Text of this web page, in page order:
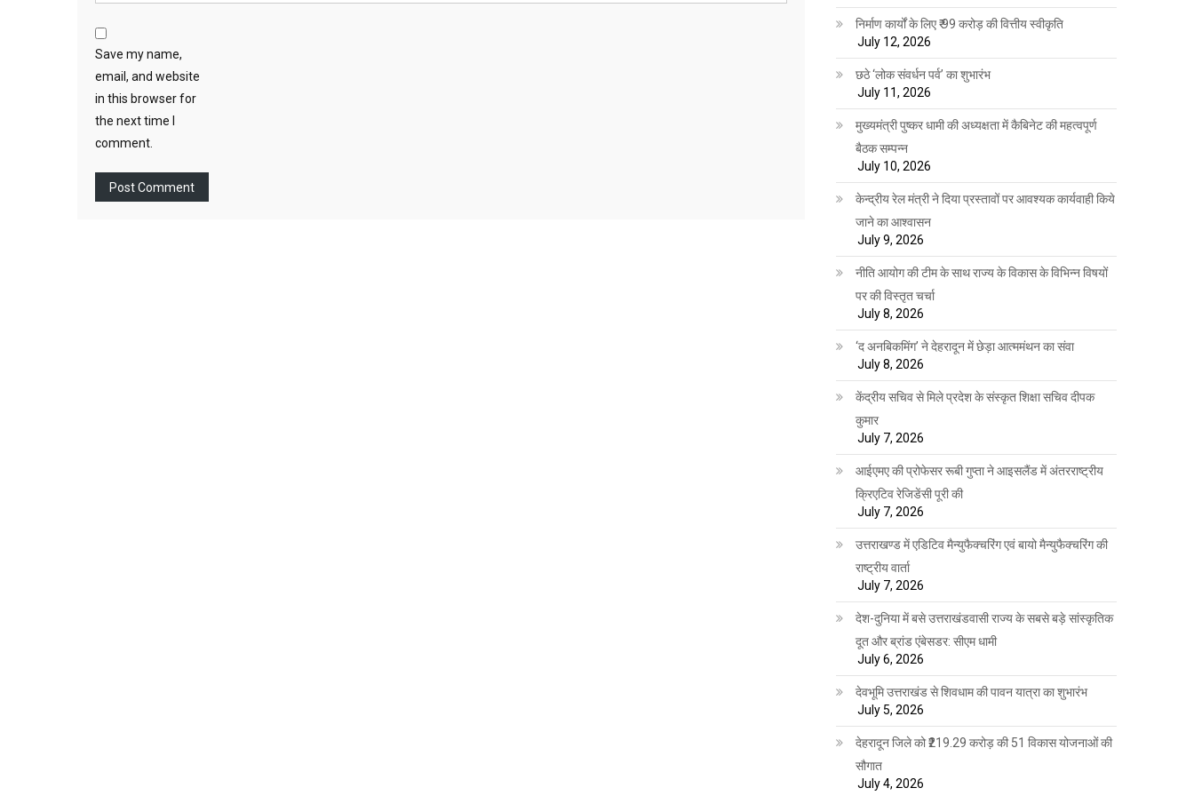
Save my name,
email, and website
in this browser for
the next time I
comment.
निर्माण कार्यों के लिए ₹ 99 करोड़ की वित्तीय स्वीकृति
July 12, 2026
छठे ‘लोक संवर्धन पर्व’ का शुभारंभ
July 11, 2026
मुख्यमंत्री पुष्कर धामी की अध्यक्षता में कैबिनेट की महत्वपूर्ण
बैठक सम्पन्न
July 10, 2026
केन्द्रीय रेल मंत्री ने दिया प्रस्तावों पर आवश्यक कार्यवाही किये
जाने का आश्वासन
July 9, 2026
नीति आयोग की टीम के साथ राज्य के विकास के विभिन्न विषयों
पर की विस्तृत चर्चा
July 8, 2026
‘द अनबिकमिंग’ ने देहरादून में छेड़ा आत्ममंथन का संवा
July 8, 2026
केंद्रीय सचिव से मिले प्रदेश के संस्कृत शिक्षा सचिव दीपक
कुमार
July 7, 2026
आईएमए की प्रोफेसर रूबी गुप्ता ने आइसलैंड में अंतरराष्ट्रीय
क्रिएटिव रेजिडेंसी पूरी की
July 7, 2026
उत्तराखण्ड में एडिटिव मैन्युफैक्चरिंग एवं बायो मैन्युफैक्चरिंग की
राष्ट्रीय वार्ता
July 7, 2026
देश-दुनिया में बसे उत्तराखंडवासी राज्य के सबसे बड़े सांस्कृतिक
दूत और ब्रांड एंबेसडर: सीएम धामी
July 6, 2026
देवभूमि उत्तराखंड से शिवधाम की पावन यात्रा का शुभारंभ
July 5, 2026
देहरादून जिले को ₹219.29 करोड़ की 51 विकास योजनाओं की
सौगात
July 4, 2026